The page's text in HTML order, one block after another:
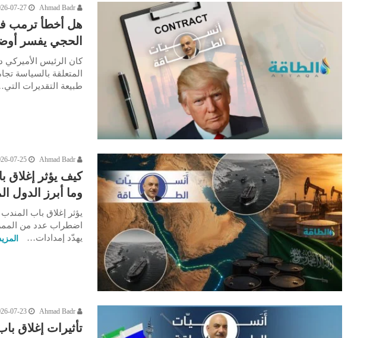
Ahmad Badr
07-27
هل أخطأ ترمب
الحجي يفسر
كان الرئيس الأميركي
المتعلقة بالسياسة
طبيعة التقديرات
Ahmad Badr
07-25
كيف يؤثر إغلاق
وما أبرز الدول
يؤثر إغلاق باب
اضطراب عدد من
يهدّد إمدادات…
Ahmad Badr
07-23
تأثيرات إغلاق